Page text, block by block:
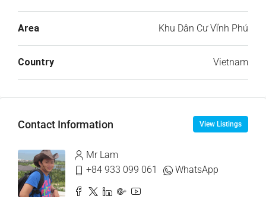
Area Khu Dân Cư Vĩnh Phú
Country Vietnam
Contact Information View Listings
Mr Lam
+84 933 099 061
WhatsApp